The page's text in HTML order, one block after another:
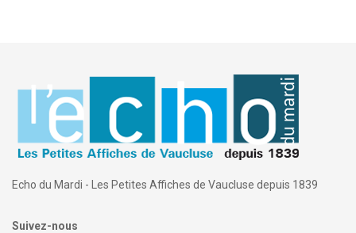
Echo du Mardi - Les Petites Affiches de Vaucluse depuis 1839
Suivez-nous